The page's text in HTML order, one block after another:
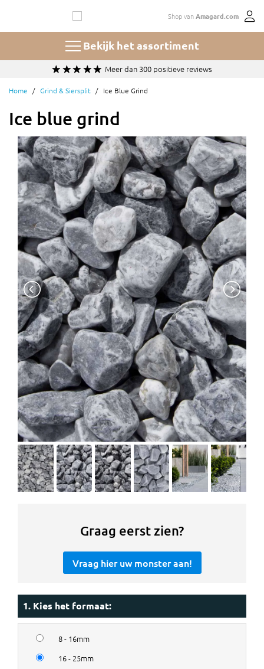
de
Shop vanAmagard.com
Bekijk het assortiment
Keuze uit 100+ soorten en maten grind en split
Home Grind & Siersplit Ice Blue Grind
Ice blue grind
Graag eerst zien?
Vraag hier uw monster aan!
1. Kies het formaat:
8 - 16mm
16 - 25mm